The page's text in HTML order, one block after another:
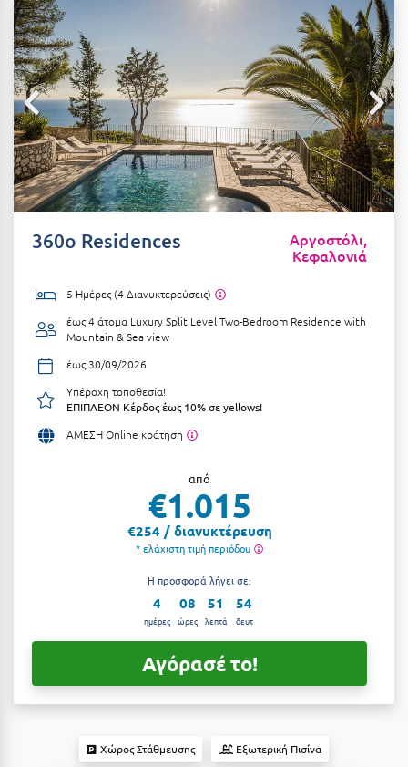
Αιδηψός
Αλεξανδρούπολη
Αλισσός Αχαΐας
Αλόννησος
Αμαλιάδα
Αμάρυνθος
Ανάβυσσος
Άνδρος
Αντίπαρος
Αράχωβα
Αργολίδα
Αστυπάλαια
Αχαΐα
ΤΎΠΟΣ ΔΙΑΤΡΟΦΉΣ
Διαμονή Μόνο
Πρωινό
Ημιδιατροφή
Ημιδιατροφή + Ποτά
Πλήρης Διατροφή
Δύο Γεύματα + Ποτά
ΤΎΠΟΣ ΚΑΤΑΛΎΜΑΤΟΣ
Ξενοδοχεία 1 Αστέρι
Ξενοδοχεία 2 Αστέρων
Ξενοδοχεία 3 Αστέρων
Ξενοδοχεία 5 Αστέρων
Ενοικιαζόμενα Δωμάτια
Διαμερίσματα
Studios
360o Residences
Αργοστόλι,
Κεφαλονιά
5 Ημέρες (4 Διανυκτερεύσεις)
έως 4 άτομα Luxury Split Level Two-Bedroom Residence with
Mountain & Sea view
έως 30/09/2026
Υπέροχη τοποθεσία!
ΕΠΙΠΛΕΟΝ Κέρδος έως 10% σε yellows!
ΑΜΕΣΗ Online κράτηση
από
€1.015
€254 / διανυκτέρευση
* ελάχιστη τιμή περιόδου
Η προσφορά λήγει σε:
4
ημέρες
08
ώρες
51
λεπτά
53
δευτ
Αγόρασέ το!
Χώρος Στάθμευσης Εξωτερική Πισίνα